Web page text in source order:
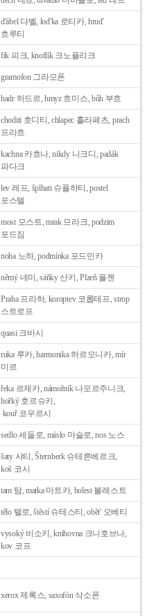
d'ábel 댜벨, lod'ka 로티카, hrud'
흐루티
fík 피크, knoflík 크노플리크
gramofon 그라모폰
hadr 하드르, hmyz 흐미스, bůh 부흐
choditi 호디티, chlapec 흘라페츠, prach
프라흐
kachna 카흐나, nikdy 니크디, padák
파다크
lev 레프, šplhati 슈플하티, postel
포스텔
most 모스트, mrak 므라크, podzim
포드짐
noha 노하, podmínka 포드민카
němý 네미, sáňky 산키, Plzeň 플젠
Praha 프라하, koroptev 코롭테프, strop
스트로프
quasi 크바시
ruka 루카, harmonika 하르모니카, mír
미르
řeka 르제카, námořník 나모르주니크,
hořký 호르슈키,
kouř 코우르시
sedlo 세들로, máslo 마슬로, nos 노스
šaty 샤티, Šternberk 슈테른베르크,
koš 코시
tam 탐, matka 마트카, bolest 볼레스트
tělo 텔로, štěstí 슈테스티, obět' 오베티
vysoký 비소키, knihovna 크니호브나,
kov 코프
xerox 제록스, saxofón 삭소폰